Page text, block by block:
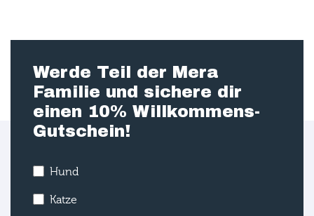
Werde Teil der Mera
Familie und sichere dir
einen 10% Willkommens-
Gutschein!
Hund
Katze